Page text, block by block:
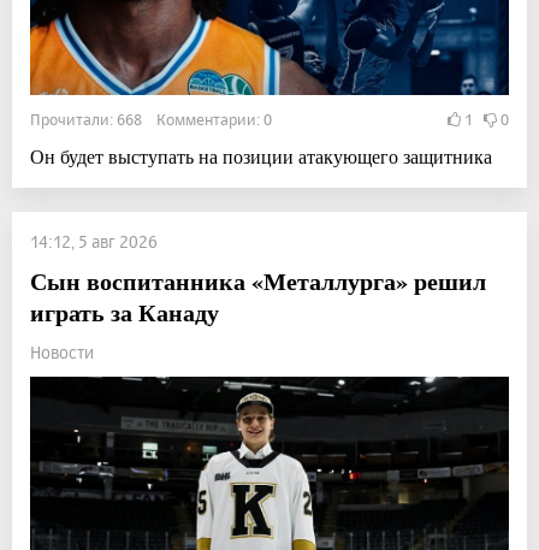
Прочитали: 668 Комментарии: 0 1 0
Он будет выступать на позиции атакующего защитника
14:12, 5 авг 2026
Сын воспитанника «Металлурга» решил
играть за Канаду
Новости